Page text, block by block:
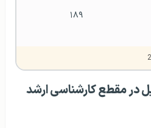
۱۸۹
در مقطع کارشناسی ارشد